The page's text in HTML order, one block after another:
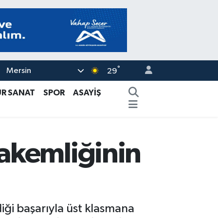
Mersin 29°
SANAT SPOR
ASAYİŞ
başarıyla üst klasmana